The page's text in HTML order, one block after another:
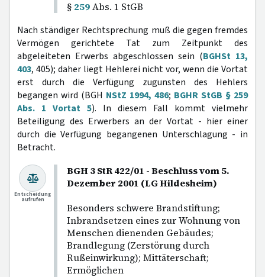
§ 259Abs. 1 StGB
Nach ständiger Rechtsprechung muß die gegen fremdes
Vermögen gerichtete Tat zum Zeitpunkt des
abgeleiteten Erwerbs abgeschlossen sein (BGHSt 13,
403, 405); daher liegt Hehlerei nicht vor, wenn die Vortat
erst durch die Verfügung zugunsten des Hehlers
begangen wird (BGH NStZ 1994, 486; BGHR StGB § 259
Abs. 1 Vortat 5). In diesem Fall kommt vielmehr
Beteiligung des Erwerbers an der Vortat - hier einer
durch die Verfügung begangenen Unterschlagung - in
Betracht.
BGH 3 StR 422/01 - Beschluss vom 5.
Dezember 2001 (LG Hildesheim)
Besonders schwere Brandstiftung;
Inbrandsetzen eines zur Wohnung von
Menschen dienenden Gebäudes;
Brandlegung (Zerstörung durch
Rußeinwirkung); Mittäterschaft;
Ermöglichen
Entscheidung
aufrufen